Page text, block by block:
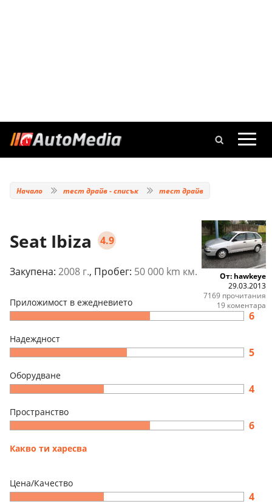
Начало тест драйв - списък тест драйв
Seat Ibiza 4.9
Закупена: 2008 г., Пробег: 50 000 km км.
Приложимост в ежедневието
6
Надеждност
5
Оборудване
4
Пространство
6
Какво ти харесва
Цена/Качество
4
От: hawkeye
29.03.2013
7169 прочитания
19 коментара